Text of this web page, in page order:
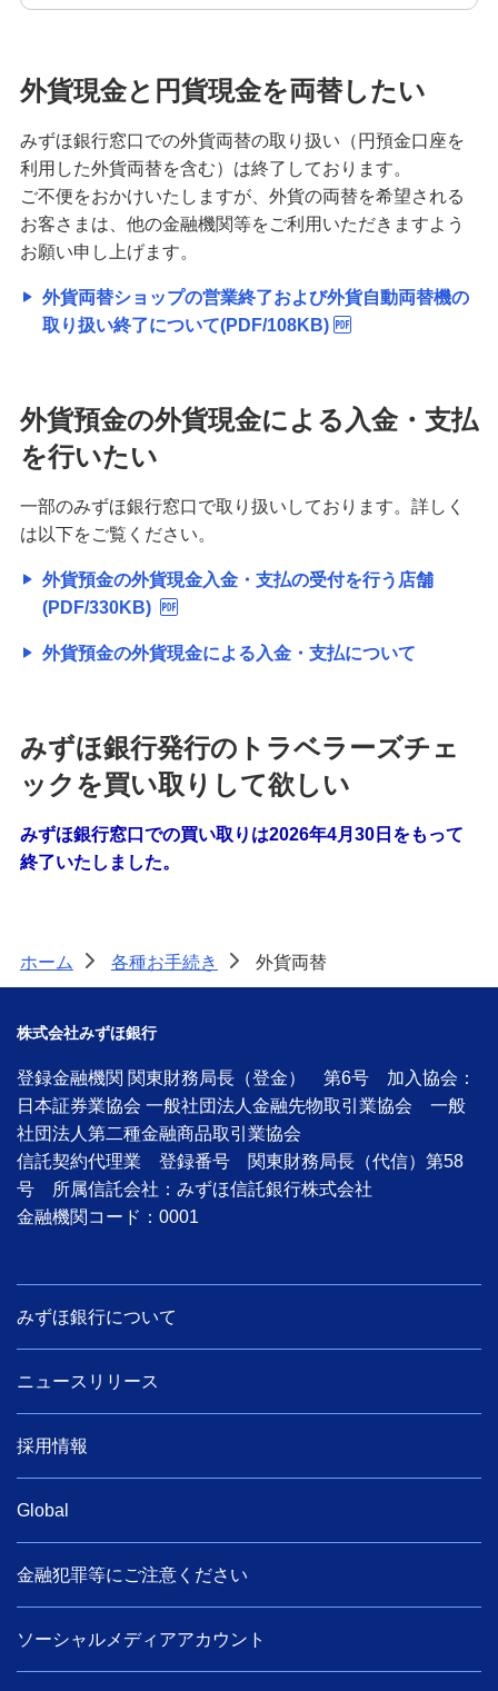
外貨現金と円貨現金を両替したい
みずほ銀行窓口での外貨両替の取り扱い（円預金口座を
利用した外貨両替を含む）は終了しております。
ご不便をおかけいたしますが、外貨の両替を希望される
お客さまは、他の金融機関等をご利用いただきますよう
お願い申し上げます。
外貨両替ショップの営業終了および外貨自動両替機の
取り扱い終了について(PDF/108KB)
外貨預金の外貨現金による入金・支払
を行いたい
一部のみずほ銀行窓口で取り扱いしております。詳しく
は以下をご覧ください。
外貨預金の外貨現金入金・支払の受付を行う店舗
(PDF/330KB)
外貨預金の外貨現金による入金・支払について
みずほ銀行発行のトラベラーズチェ
ックを買い取りして欲しい
みずほ銀行窓口での買い取りは2026年4月30日をもって
終了いたしました。
ホーム > 各種お手続き > 外貨両替
株式会社みずほ銀行
登録金融機関 関東財務局長（登金） 第6号 加入協会：
日本証券業協会 一般社団法人金融先物取引業協会 一般
社団法人第二種金融商品取引業協会
信託契約代理業 登録番号 関東財務局長（代信）第58
号 所属信託会社：みずほ信託銀行株式会社
金融機関コード：0001
みずほ銀行について
ニュースリリース
採用情報
Global
金融犯罪等にご注意ください
ソーシャルメディアアカウント